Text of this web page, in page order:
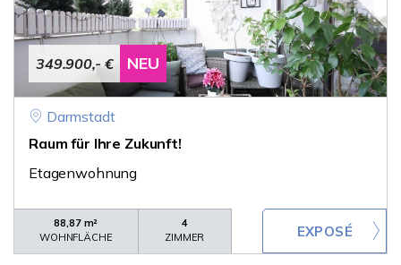
349.900,- € NEU
Darmstadt
Raum für Ihre Zukunft!
Etagenwohnung
88,87 m²
WOHNFLÄCHE
4
ZIMMER